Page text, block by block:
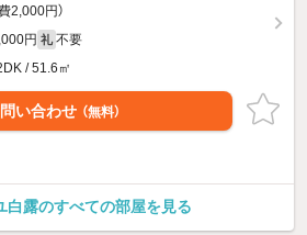
2,000円）
円 礼 不要
/ 51.6㎡
い合わせ （無料）
白露のすべての部屋を見る